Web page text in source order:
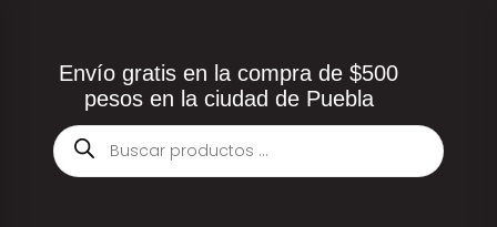
Envío gratis en la compra de $500
pesos en la ciudad de Puebla
Búsqueda
de
productos